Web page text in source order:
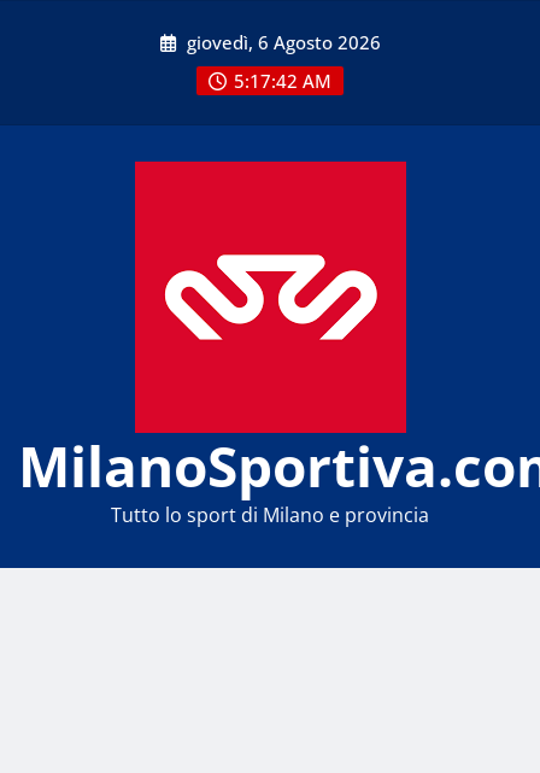
giovedì, 6 Agosto 2026
5:17:43 AM
Tutto lo sport di Milano e provincia